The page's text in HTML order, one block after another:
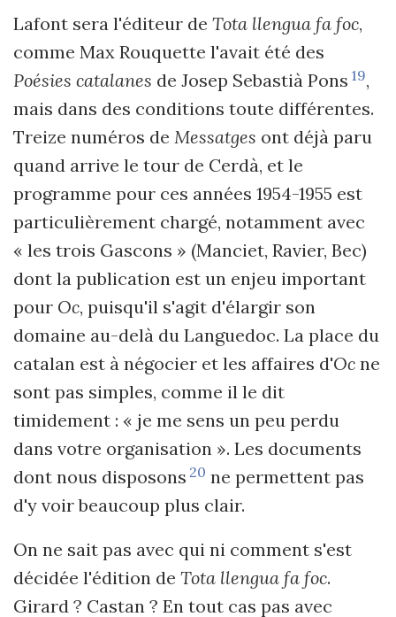
Lafont sera l'éditeur de Tota llengua fa foc,
comme Max Rouquette l'avait été des
Poésies catalanes de Josep Sebastià Pons 19,
mais dans des conditions toute différentes.
Treize numéros de Messatges ont déjà paru
quand arrive le tour de Cerdà, et le
programme pour ces années 1954-1955 est
particulièrement chargé, notamment avec
« les trois Gascons » (Manciet, Ravier, Bec)
dont la publication est un enjeu important
pour Oc, puisqu'il s'agit d'élargir son
domaine au-delà du Languedoc. La place du
catalan est à négocier et les affaires d'Oc ne
sont pas simples, comme il le dit
timidement : « je me sens un peu perdu
dans votre organisation ». Les documents
dont nous disposons 20 ne permettent pas
d'y voir beaucoup plus clair.
On ne sait pas avec qui ni comment s'est
décidée l'édition de Tota llengua fa foc.
Girard ? Castan ? En tout cas pas avec